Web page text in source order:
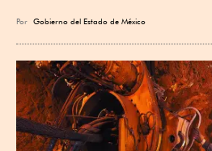
Por Gobierno del Estado de México